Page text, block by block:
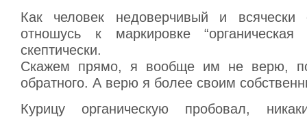
Как человек недоверчивый и всячески
отношусь к маркировке “органическая
скептически.
Скажем прямо, я вообще им не верю,
обратного. А верю я более своим
Курицу органическую пробовал,